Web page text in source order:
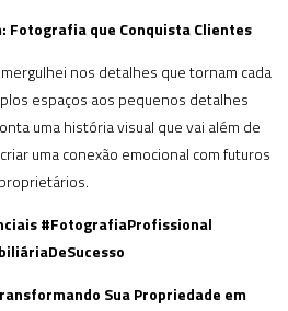
Fotografia que Conquista Clientes
nos detalhes que tornam cada
espaços aos pequenos detalhes
uma história visual que vai além de
uma conexão emocional com futuros
proprietários.
#FotografiaProfissional
Sua Propriedade em